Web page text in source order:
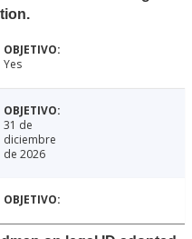
Yes
31 de
diciembre
de 2026